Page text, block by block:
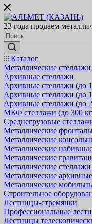
23 года продаем
Каталог
Металлические стеллажи
Архивные стеллажи
Архивные стеллажи (до
Архивные стеллажи (до
Архивные стеллажи (до
МКФ стеллажи (до 300
Среднегрузовые
Металлические
Металлические
Металлические
Металлические
Металлические
Металлические
Металлические
Строительное
Лестницы-стремянки
Профессиональные
Лестницы